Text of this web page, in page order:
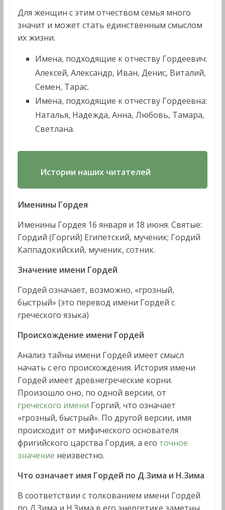
Для женщин с этим отчеством семья много
значит и может стать единственным смыслом
их жизни.
Имена, подходящие к отчеству Гордеевич:
Алексей, Александр, Иван, Денис, Виталий,
Семен, Тарас.
Имена, подходящие к отчеству Гордеевна:
Наталья, Надежда, Анна, Любовь, Тамара,
Светлана.
Истории наших читателей
Именины Гордея
Именины Гордея 16 января и 18 июня. Святые:
Гордий (Горгий) Египетский, мученик; Гордий
Каппадокийский, мученик, сотник.
Значение имени Гордей
Гордей означает, возможно, «грозный,
быстрый» (это перевод имени Гордей с
греческого языка)
Происхождение имени Гордей
Анализ тайны имени Гордей имеет смысл
начать с его происхождения. История имени
Гордей имеет древнегреческие корни.
Произошло оно, по одной версии, от
греческого имени Горгий, что означает
«грозный, быстрый». По другой версии, имя
происходит от мифического основателя
фригийского царства Гордия, а его точное
значение неизвестно.
Что означает имя Гордей по Д.Зима и Н.Зима
В соответствии с толкованием имени Гордей